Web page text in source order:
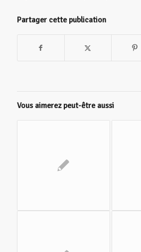
Partager cette publication
Vous aimerez peut-être aussi